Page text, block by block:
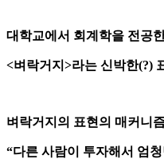
대학교에서 회계학을 전공
<벼락거지>라는 신박한(?)
벼락거지의 표현의 매커니즘
“다른 사람이 투자해서 엄